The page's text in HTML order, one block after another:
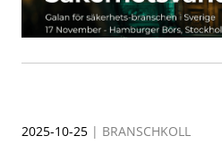
2025-10-25 | BRANSCHKOLL